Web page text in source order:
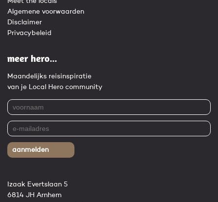
Algemene voorwaarden
Disclaimer
Privacybeleid
meer hero...
Maandelijks reisinspiratie
van je Local Hero community
aanmelden
Izaak Evertslaan 5
6814 JH Arnhem